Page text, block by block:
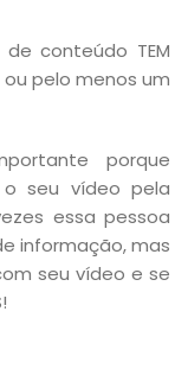
conteúdo TEM
pelo menos um
porque
seu vídeo pela
essa pessoa
informação, mas
seu vídeo e se